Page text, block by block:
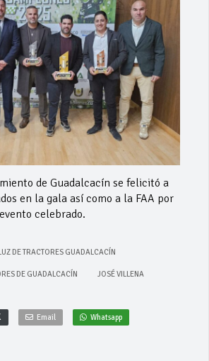
de Guadalcacín se felicitó a
en la gala así como a la FAA por
celebrado.
DE TRACTORES GUADALCACÍN
DE GUADALCACÍN JOSÉ VILLENA
Email Whatsapp